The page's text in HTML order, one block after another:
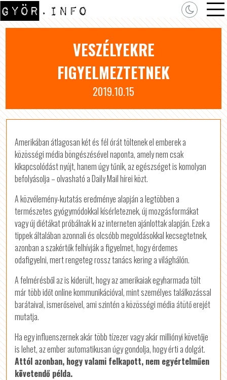
VESZÉLYEKRE
FIGYELMEZTETNEK
2019.10.15
Amerikában átlagosan két és fél órát töltenek el emberek a
közösségi média böngészésével naponta, amely nem csak
kikapcsolódást nyújt, hanem úgy tűnik, az egészséget is komolyan
befolyásolja – olvasható a Daily Mail hírei közt.
A közvélemény-kutatás eredménye alapján a legtöbben a
természetes gyógymódokkal kísérleteznek, új mozgásformákat
vagy új diétákat próbálnak ki az interneten ajánlottak alapján. Ezek a
tippek általában azonnali és olcsóbb megoldásokkal kecsegtetnek,
azonban a szakértők felhívják a figyelmet, hogy érdemes
odafigyelni, mert rengeteg rossz tanács kering a világhálón.
A felmérésből az is kiderült, hogy az amerikaiak egyharmada tölt
már több időt online kommunikációval, mint személyes találkozással
barátaival, ismerőseivel, ami szintén a közösségi média átütő erejét
mutatja.
Ha egy influenszernek akár több tízezer vagy akár milliónyi követője
is lehet, az ember automatikusan úgy gondolja, hogy érti a dolgát.
Attól azonban, hogy valami felkapott, nem egyértelműen
követendő példa.